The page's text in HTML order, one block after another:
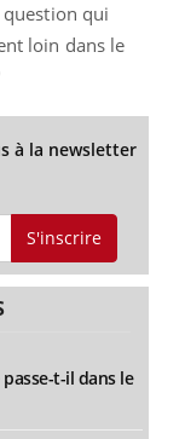
qui
loin dans le
à la newsletter
S'inscrire
t-il dans le